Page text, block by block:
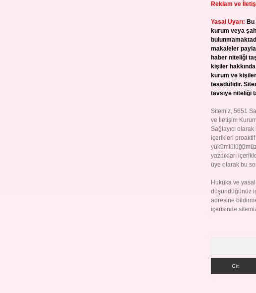
Reklam ve
Yasal Uyarı:
kurum veya
makaleler
haber niteliği
kişiler
kurum ve
tesadüfidir.
tavsiye niteliği
Sitemiz, 5651
ve İletişim
Sağlayıcı
içerikleri
yazdıkları
üye olarak bu
Hukuka ve
düşündüğünüz
adresine
içerisinde